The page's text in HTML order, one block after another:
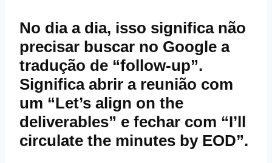
No dia a dia, isso significa não
precisar buscar no Google a
tradução de “follow‑up”.
Significa abrir a reunião com
um “Let’s align on the
deliverables” e fechar com “I’ll
circulate the minutes by EOD”.